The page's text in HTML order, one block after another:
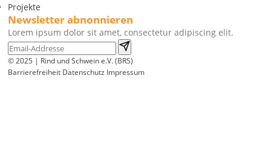
Projekte
Newsletter abnonnieren
Lorem ipsum dolor sit amet, consectetur adipiscing elit.
© 2025 | Rind und Schwein e.V. (BRS)
Barrierefreiheit Datenschutz Impressum